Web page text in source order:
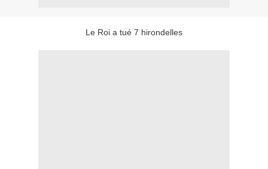
Le Roi a tué 7 hirondelles